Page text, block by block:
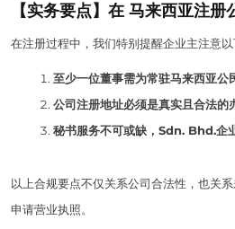
【实务要点】在 马来西亚注
在注册过程中，我们特别提醒企业主注意以
至少一位董事需为常驻马来西亚公
公司注册地址必须是真实且合法的
秘书服务不可或缺，Sdn. Bhd.企
以上合规要点不仅关系公司合法性，也关
申请营业执照。